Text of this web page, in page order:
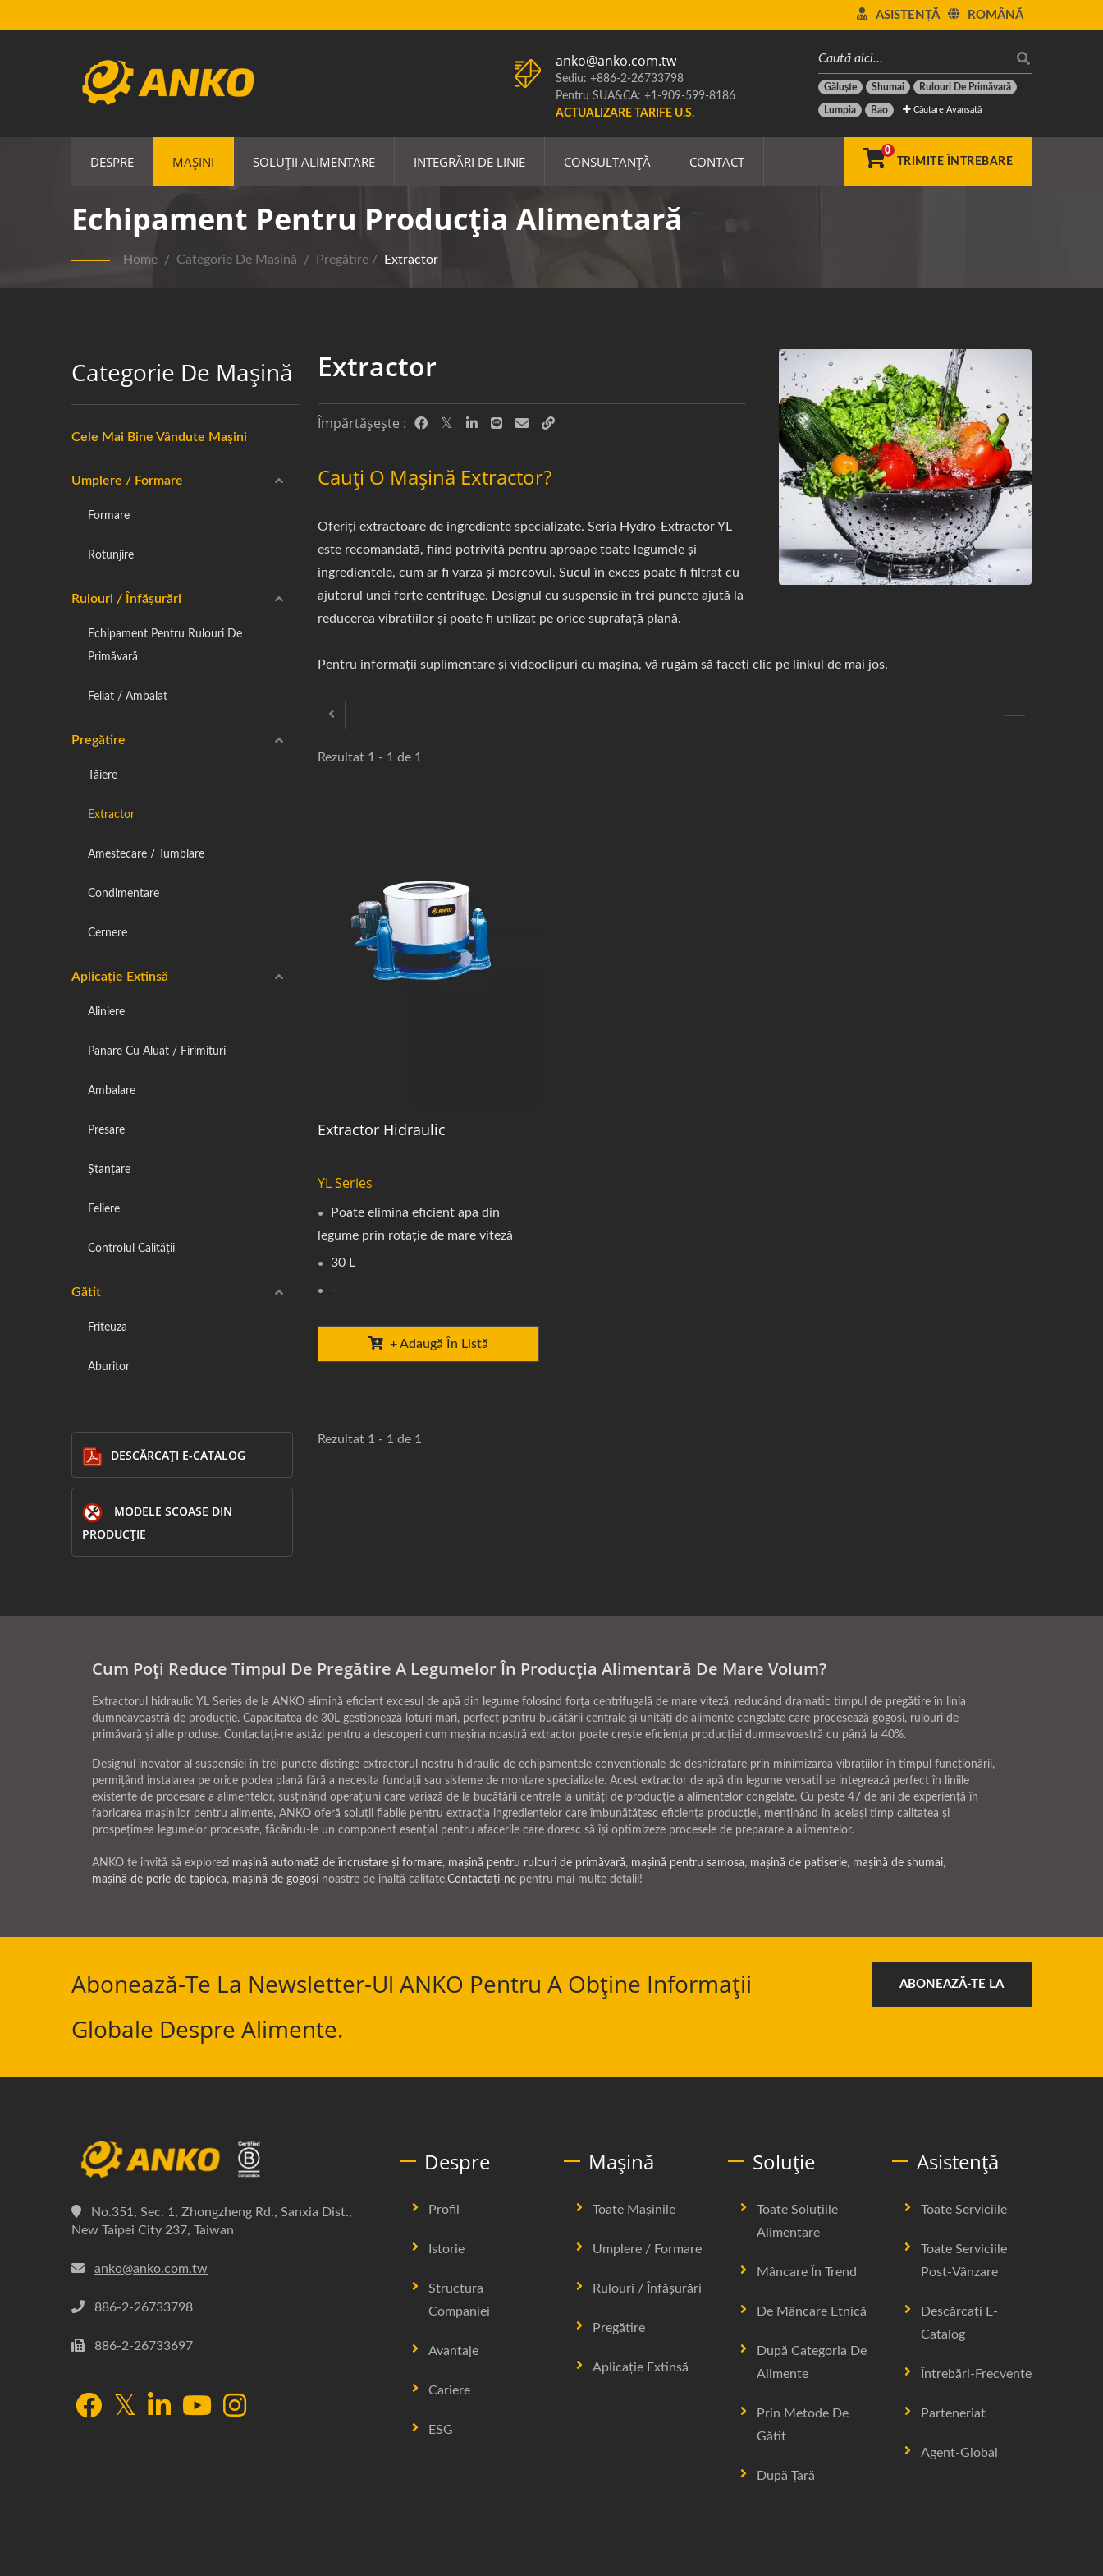
ROMÂNĂ
ASISTENȚĂ
Găluște Shumai Rulouri De Primăvară
Lumpia Bao Căutare Avansată
anko@anko.com.tw
Sediu: +886-2-26733798
Pentru SUA&CA: +1-909-599-8186
ACTUALIZARE TARIFE U.S.
DESPRE MAȘINI SOLUȚII ALIMENTARE INTEGRĂRI DE LINIE CONSULTANȚĂ CONTACT
0
TRIMITE ÎNTREBARE
Echipament Pentru Producția Alimentară
Home / Categorie De Mașină / Pregătire / Extractor
Categorie De Mașină
Cele Mai Bine Vândute Mașini
Umplere / Formare
Formare
Rotunjire
Rulouri / Înfășurări
Echipament Pentru Rulouri De
Primăvară
Feliat / Ambalat
Pregătire
Tăiere
Extractor
Amestecare / Tumblare
Condimentare
Cernere
Aplicație Extinsă
Aliniere
Panare Cu Aluat / Firimituri
Ambalare
Presare
Ștanțare
Feliere
Controlul Calității
Gătit
Friteuza
Aburitor
DESCĂRCAȚI E-CATALOG
MODELE SCOASE DIN
PRODUCȚIE
Extractor
Împărtășește :
Cauți O Mașină Extractor?
Oferiți extractoare de ingrediente specializate. Seria Hydro-Extractor YL
este recomandată, fiind potrivită pentru aproape toate legumele și
ingredientele, cum ar fi varza și morcovul. Sucul în exces poate fi filtrat cu
ajutorul unei forțe centrifuge. Designul cu suspensie în trei puncte ajută la
reducerea vibrațiilor și poate fi utilizat pe orice suprafață plană.
Pentru informații suplimentare și videoclipuri cu mașina, vă rugăm să faceți clic pe linkul de mai jos.
Rezultat 1 - 1 de 1
Extractor Hidraulic
YL Series
Poate elimina eficient apa din
legume prin rotație de mare viteză
30 L
-
+ Adaugă În Listă
Rezultat 1 - 1 de 1
Cum Poți Reduce Timpul De Pregătire A Legumelor În Producția Alimentară De Mare Volum?
Extractorul hidraulic YL Series de la ANKO elimină eficient excesul de apă din legume folosind forța centrifugală de mare viteză, reducând dramatic timpul de pregătire în linia
dumneavoastră de producție. Capacitatea de 30L gestionează loturi mari, perfect pentru bucătării centrale și unități de alimente congelate care procesează gogoși, rulouri de
primăvară și alte produse. Contactați-ne astăzi pentru a descoperi cum mașina noastră extractor poate crește eficiența producției dumneavoastră cu până la 40%.
Designul inovator al suspensiei în trei puncte distinge extractorul nostru hidraulic de echipamentele convenționale de deshidratare prin minimizarea vibrațiilor în timpul funcționării,
permițând instalarea pe orice podea plană fără a necesita fundații sau sisteme de montare specializate. Acest extractor de apă din legume versatil se integrează perfect în liniile
existente de procesare a alimentelor, susținând operațiuni care variază de la bucătării centrale la unități de producție a alimentelor congelate. Cu peste 47 de ani de experiență în
fabricarea mașinilor pentru alimente, ANKO oferă soluții fiabile pentru extracția ingredientelor care îmbunătățesc eficiența producției, menținând în același timp calitatea și
prospețimea legumelor procesate, făcându-le un component esențial pentru afacerile care doresc să își optimizeze procesele de preparare a alimentelor.
ANKO te invită să explorezi mașină automată de încrustare și formare, mașină pentru rulouri de primăvară, mașină pentru samosa, mașină de patiserie, mașină de shumai,
mașină de perle de tapioca, mașină de gogoși noastre de înaltă calitate.Contactați-ne pentru mai multe detalii!
Abonează-Te La Newsletter-Ul ANKO Pentru A Obține Informații
Globale Despre Alimente.
ABONEAZĂ-TE LA
No.351, Sec. 1, Zhongzheng Rd., Sanxia Dist.,
New Taipei City 237, Taiwan
anko@anko.com.tw
886-2-26733798
886-2-26733697
Despre
Profil
Istorie
Structura
Companiei
Avantaje
Cariere
ESG
Mașină
Toate Mașinile
Umplere / Formare
Rulouri / Înfășurări
Pregătire
Aplicație Extinsă
Soluție
Toate Soluțiile
Alimentare
Mâncare În Trend
De Mâncare Etnică
După Categoria De
Alimente
Prin Metode De
Gătit
După Țară
Asistență
Toate Serviciile
Toate Serviciile
Post-Vânzare
Descărcați E-
Catalog
Întrebări-Frecvente
Parteneriat
Agent-Global